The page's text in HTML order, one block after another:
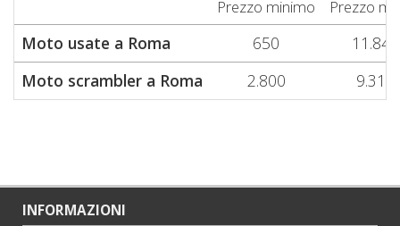
Prezzo minimo Prezzo
Moto usate a Roma 650
11.840
Moto scrambler a Roma
2.800 9.310
INFORMAZIONI